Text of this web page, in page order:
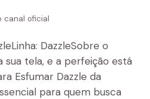
canal oficial
DazzleSobre o
sua tela, e a perfeição está
Esfumar Dazzle da
para quem busca